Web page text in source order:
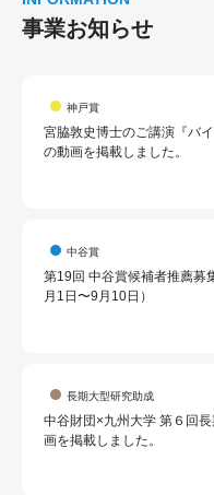
事業お知らせ
神戸賞
宮脇敦史博士のご講演『バ
の動画を掲載しました。
中谷賞
第19回 中谷賞候補者推薦募
月1日〜9月10日）
長期大型研究助成
中谷財団×九州大学 第６回
画を掲載しました。